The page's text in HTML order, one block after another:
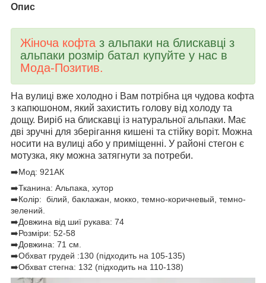
Опис
Жіноча кофта з альпаки на блискавці з
альпаки розмір батал купуйте у нас в
Мода-Позитив.
На вулиці вже холодно і Вам потрібна ця чудова кофта
з капюшоном, який захистить голову від холоду та
дощу. Виріб на блискавці із натуральної альпаки. Має
дві зручні для зберігання кишені та стійку воріт. Можна
носити на вулиці або у приміщенні. У районі стегон є
мотузка, яку можна затягнути за потреби.
➡️Мод: 921АК
➡️Тканина: Альпака, хутор
➡️Колір: білий, баклажан, мокко, темно-коричневый, темно-
зелений.
➡️Довжина від шиї рукава: 74
➡️Розміри: 52-58
➡️Довжина: 71 см.
➡️Обхват грудей :130 (підходить на 105-135)
➡️Обхват стегна: 132 (підходить на 110-138)